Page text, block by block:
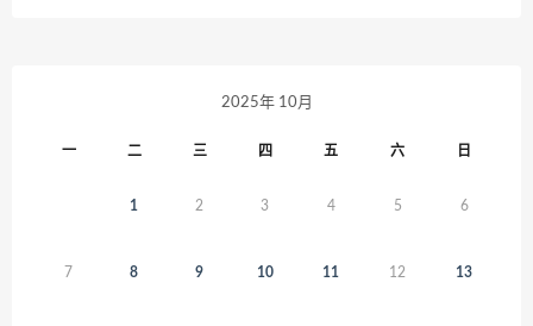
2025年 10月
一 二 三 四 五 六 日
1 2 3 4 5 6
7 8 9 10 11 12 13